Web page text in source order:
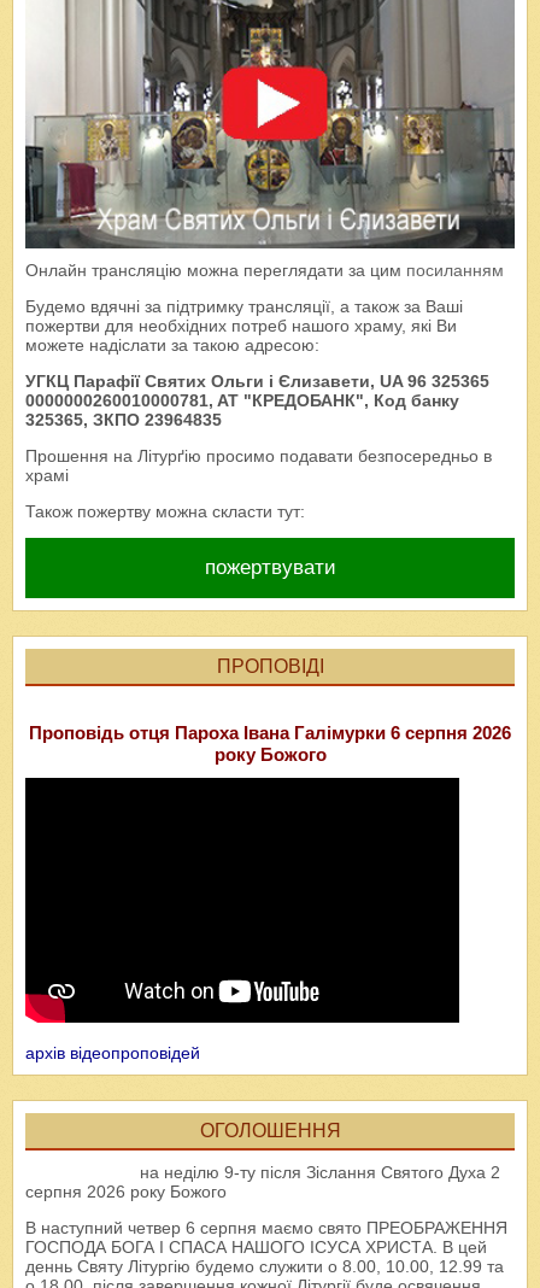
Онлайн трансляцію можна переглядати за цим посиланням
Будемо вдячні за підтримку трансляції, а також за Ваші
пожертви для необхідних потреб нашого храму, які Ви
можете надіслати за такою адресою:
УГКЦ Парафії Святих Ольги і Єлизавети, UA 96 325365
0000000260010000781, AT "КРЕДОБАНК", Код банку
325365, ЗКПО 23964835
Прошення на Літурґію просимо подавати безпосередньо в
храмі
Також пожертву можна скласти тут:
пожертвувати
ПРОПОВІДІ
Проповідь отця Пароха Івана Галімурки 6 серпня 2026
року Божого
архів відеопроповідей
ОГОЛОШЕННЯ
на неділю 9-ту після Зіслання Святого Духа 2
серпня 2026 року Божого
В наступний четвер 6 серпня маємо свято ПРЕОБРАЖЕННЯ
ГОСПОДА БОГА І СПАСА НАШОГО ІСУСА ХРИСТА. В цей
деннь Святу Літургію будемо служити о 8.00, 10.00, 12.99 та